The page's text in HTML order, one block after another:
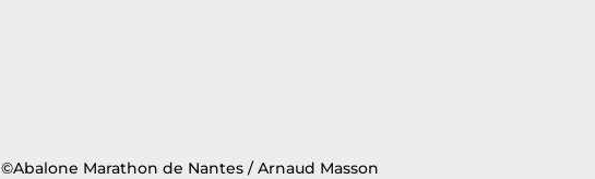
©Abalone Marathon de Nantes / Arnaud Masson